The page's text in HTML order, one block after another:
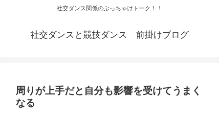
社交ダンス関係のぶっちゃけトーク！！
社交ダンスと競技ダンス 前掛けブログ
周りが上手だと自分も影響を受けてうまく
なる